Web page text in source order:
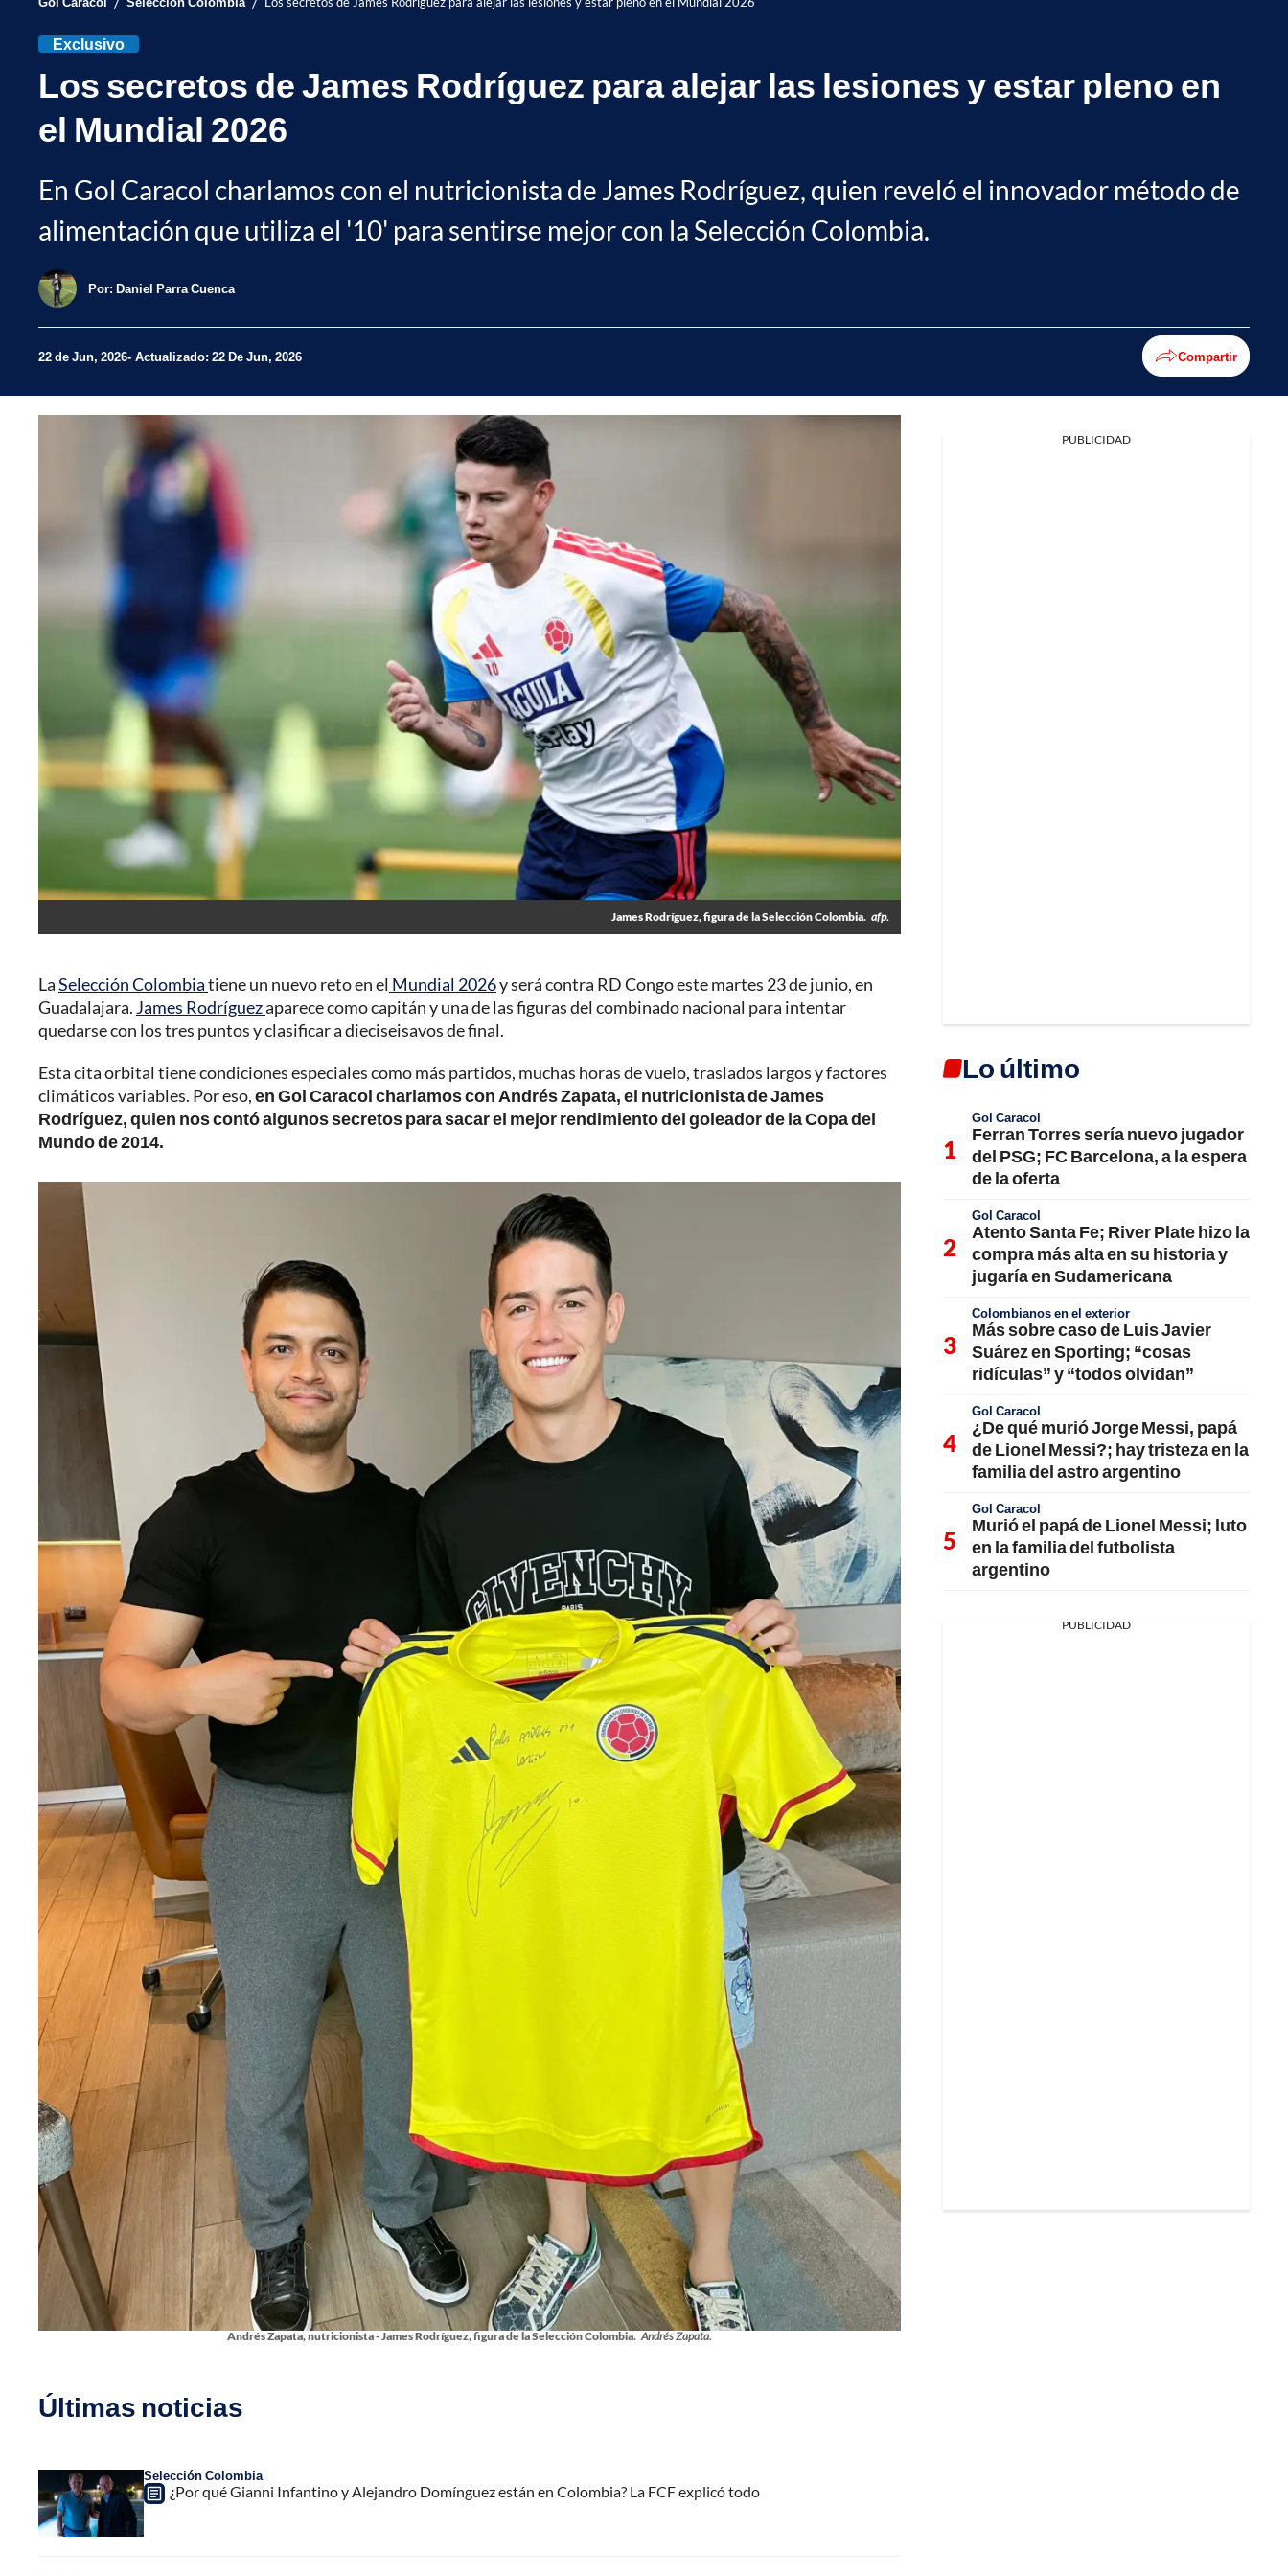
Exclusivo
Los secretos de James Rodríguez para alejar las lesiones y estar pleno en
el Mundial 2026
En Gol Caracol charlamos con el nutricionista de James Rodríguez, quien reveló el innovador método de
alimentación que utiliza el '10' para sentirse mejor con la Selección Colombia.
Por: Daniel Parra Cuenca
22 de Jun, 2026 Actualizado: 22 De Jun, 2026 Compartir
James Rodríguez, figura de la Selección Colombia. afp.
LaSelección Colombiatiene un nuevo reto en el Mundial 2026y será contra RD Congo este martes 23 de junio, en
Guadalajara. James Rodríguezaparece como capitán y una de las figuras del combinado nacional para intentar
quedarse con los tres puntos y clasificar a dieciseisavos de final.
Esta cita orbital tiene condiciones especiales como más partidos, muchas horas de vuelo, traslados largos y factores
climáticos variables. Por eso,en Gol Caracol charlamos con Andrés Zapata, el nutricionista de James
Rodríguez, quien nos contó algunos secretos para sacar el mejor rendimiento del goleador de la Copa del
Mundo de 2014.
Andrés Zapata, nutricionista - James Rodríguez, figura de la Selección Colombia. Andrés Zapata.
Últimas noticias
Selección Colombia
¿Por qué Gianni Infantino y Alejandro Domínguez están en Colombia? La FCF explicó todo
PUBLICIDAD
Lo último
Gol Caracol
Ferran Torres sería nuevo jugador
del PSG; FC Barcelona, a la espera
de la oferta
Gol Caracol
Atento Santa Fe; River Plate hizo la
compra más alta en su historia y
jugaría en Sudamericana
Colombianos en el exterior
Más sobre caso de Luis Javier
Suárez en Sporting; “cosas
ridículas” y “todos olvidan”
Gol Caracol
¿De qué murió Jorge Messi, papá
de Lionel Messi?; hay tristeza en la
familia del astro argentino
Gol Caracol
Murió el papá de Lionel Messi; luto
en la familia del futbolista
argentino
PUBLICIDAD